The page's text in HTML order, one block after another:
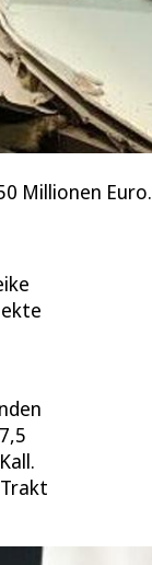
Millionen Euro.